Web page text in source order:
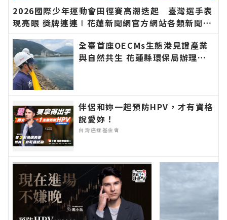
2026國際少年運動會田徑賽高潮迭起 臺灣選手表
現亮眼 獎牌連連∣花蓮新聞網官方網站各類新聞－
最快速的今日新聞報導 最新的在地資訊！
全臺首座OECMs生態港見證產業
與自然共生 花蓮縣環保局辦理海
新聞－最快速的今日新聞報導 最
新的在地資訊！
伴侶和妳一起預防HPV，才有資格
說愛妳！
台灣癌症基金會